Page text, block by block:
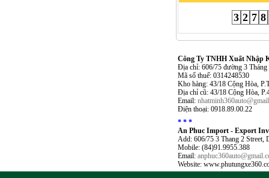
3 2 7 8
Công Ty TNHH Xuất Nhập
Địa chỉ: 606/75 đường 3
Mã số thuế: 0314248530
Kho hàng: 43/18 Cộng Hòa,
Địa chỉ cũ: 43/18 Cộng Hòa,
Email:
Điện thoại: 0918.89.00.22
* * *
An Phuc Import - Export
Add: 606/75 3 Thang 2 Street,
Mobile: (84)91.9955.388
Email:
Website: